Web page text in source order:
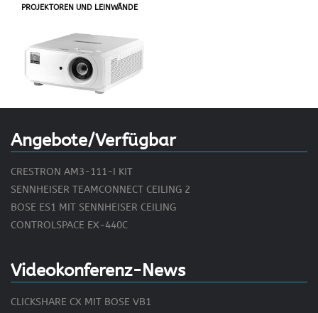
PROJEKTOREN UND LEINWÄNDE
Angebote/Verfügbar
Videokonferenz-News
CRESTRON AM3-111-I KIT
SENNHEISER TEAMCONNECT CEILING 2
BOSE ES1 MIT SENNHEISER CEILING
CONTROLSPACE EX-440C
CLICKSHARE CX MIT BOSE VB1